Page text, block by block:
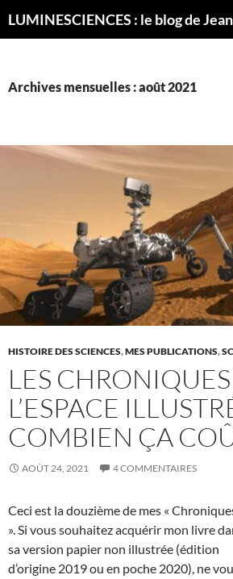
Archives mensuelles : août 2021
HISTOIRE DES SCIENCES,MES PUBLICATIONS,
LES
L’ESPACE
COMBIEN ÇA
AOÛT 24, 2021 4 COMMENTAIRES
Ceci est la douzième de mes «
». Si vous souhaitez acquérir mon livre
sa version papier non illustrée (édition
d’origine 2019 ou en poche 2020), ne